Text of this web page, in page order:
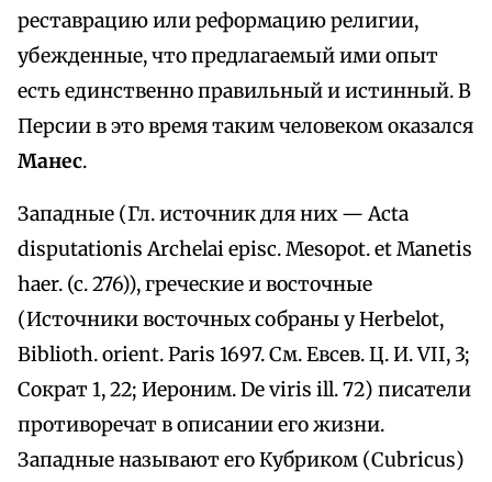
реставрацию или реформацию религии,
убежденные, что предлагаемый ими опыт
есть единственно правильный и истинный. В
Персии в это время таким человеком оказался
Манес.
Западные (Гл. источник для них — Acta
disputationis Archelai episc. Mesopot. et Manetis
haer. (c. 276)), греческие и восточные
(Источники восточных собраны у Herbelot,
Biblioth. orient. Paris 1697. См. Евсев. Ц. И. VII, 3;
Сократ 1, 22; Иероним. De viris ill. 72) писатели
противоречат в описании его жизни.
Западные называют его Кубриком (Cubricus)